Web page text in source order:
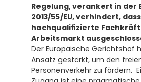
Regelung, verankert in der
2013/55/EU, verhindert, dass
hochqualifizierte
Arbeitsmarkt
Der Europäische Gerichtshof
Ansatz gestärkt, um den
Personenverkehr zu fördern.